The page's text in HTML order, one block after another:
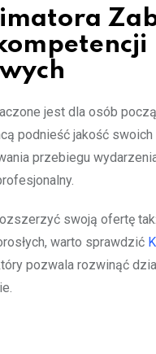
jest dla osób
podnieść jakość swoich
przebiegu
swoją ofertę
warto sprawdzić
pozwala rozwinąć